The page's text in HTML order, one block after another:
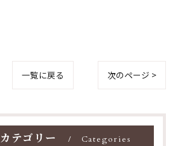
一覧に戻る 次のページ >
カテゴリー Categories